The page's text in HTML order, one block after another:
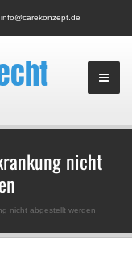
info@carekonzept.de
nicht
nicht abgestellt werden